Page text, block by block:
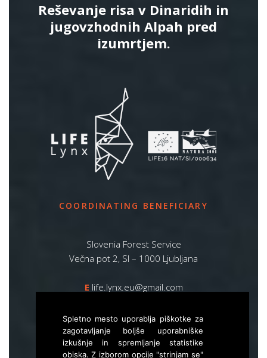
Reševanje risa v Dinaridih in
jugovzhodnih Alpah pred
izumrtjem.
COORDINATING BENEFICIARY
Slovenia Forest Service
Večna pot 2, SI – 1000 Ljubljana
E life.lynx.eu@gmail.com
Sitemap
Spletno mesto uporablja piškotke za
zagotavljanje boljše uporabniške
izkušnje in spremljanje statistike
obiska. Z izborom opcije "strinjam se"